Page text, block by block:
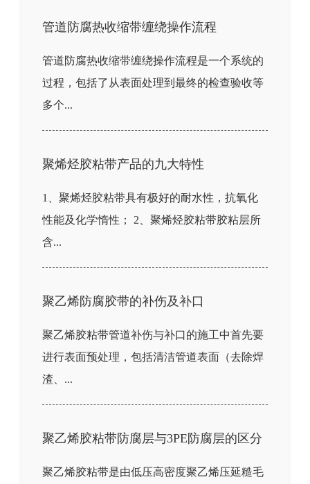
管道防腐热收缩带缠绕操作流程
管道防腐热收缩带缠绕操作流程是一个系统的
过程，包括了从表面处理到最终的检查验收等
多个...
聚烯烃胶粘带产品的九大特性
1、聚烯烃胶粘带具有极好的耐水性，抗氧化
性能及化学惰性； 2、聚烯烃胶粘带胶粘层所
含...
聚乙烯防腐胶带的补伤及补口
聚乙烯胶粘带管道补伤与补口的施工中首先要
进行表面预处理，包括清洁管道表面（去除焊
渣、...
聚乙烯胶粘带防腐层与3PE防腐层的区分
聚乙烯胶粘带是由低压高密度聚乙烯压延糙毛